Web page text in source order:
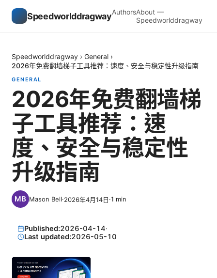
SpeedworlddragwayAuthorsAbout —
Speedworlddragway
Speedworlddragway › General ›
2026年免费翻墙梯子工具推荐：速度、安全与稳定性升级指南
GENERAL
2026年免费翻墙梯
子工具推荐：速
度、安全与稳定性
升级指南
Mason Bell·2026年4月14日·1 min
Published:2026-04-14·
Last updated:2026-05-10